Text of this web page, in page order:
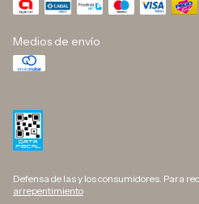
Medios de envío
Defensa de las y los consumidores. Para
arrepentimiento